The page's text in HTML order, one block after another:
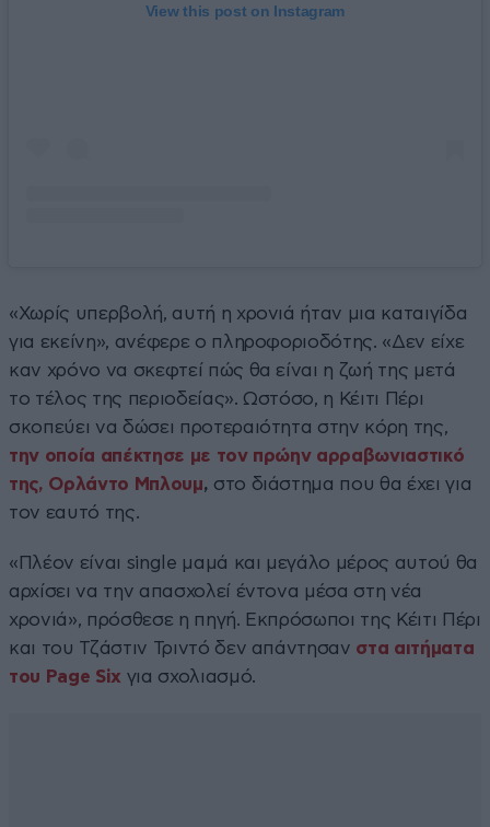
View this post on Instagram
«Χωρίς υπερβολή, αυτή η χρονιά ήταν μια καταιγίδα
για εκείνη», ανέφερε ο πληροφοριοδότης. «Δεν είχε
καν χρόνο να σκεφτεί πώς θα είναι η ζωή της μετά
το τέλος της περιοδείας». Ωστόσο, η Κέιτι Πέρι
σκοπεύει να δώσει προτεραιότητα στην κόρη της,
την οποία απέκτησε με τον πρώην αρραβωνιαστικό
της, Ορλάντο Μπλουμ, στο διάστημα που θα έχει για
τον εαυτό της.
«Πλέον είναι single μαμά και μεγάλο μέρος αυτού θα
αρχίσει να την απασχολεί έντονα μέσα στη νέα
χρονιά», πρόσθεσε η πηγή. Εκπρόσωποι της Κέιτι Πέρι
και του Τζάστιν Τριντό δεν απάντησαν στα αιτήματα
του Page Six για σχολιασμό.